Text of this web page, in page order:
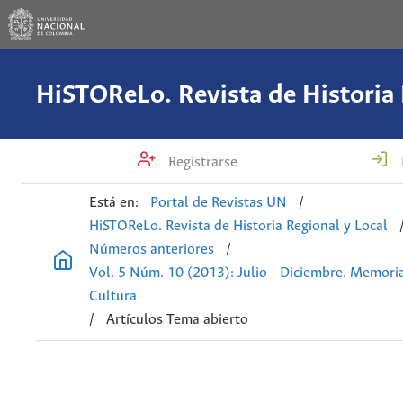
Registrarse
Está en: Portal de Revistas UN
/
HiSTOReLo. Revista de Historia Regional y Local
Números anteriores
/
Vol. 5 Núm. 10 (2013): Julio - Diciembre.
Cultura
/
Artículos Tema abierto